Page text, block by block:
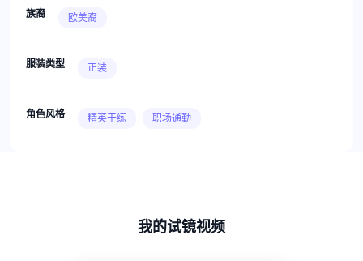
族裔 欧美裔
服装类型 正装
角色风格 精英干练 职场通勤
我的试镜视频